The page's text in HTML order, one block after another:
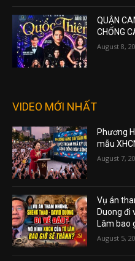
QUẬN
CHỐNG
August 8,
VIDEO MỚI NHẤT
Phương
mẫu
August 7,
Vụ án
Duong đi
Lâm bao
August 5,